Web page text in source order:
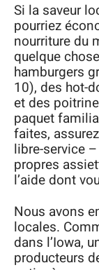
Si la saveur
pourriez
nourriture du
quelque
hamburgers
10), des hot-
et des
paquet
faites,
libre-service
propres
l’aide dont
Nous avons
locales.
dans l’Iowa,
producteurs